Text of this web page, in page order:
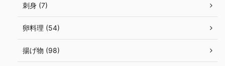
刺身 (7)
卵料理 (54)
揚げ物 (98)